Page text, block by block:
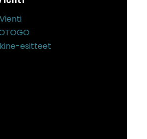
Vienti
esitteet